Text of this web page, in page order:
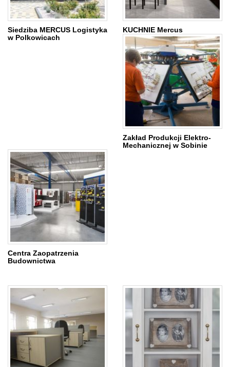
Siedziba MERCUS Logistyka
w Polkowicach
KUCHNIE Mercus
Zakład Produkcji Elektro-
Mechanicznej w Sobinie
Centra Zaopatrzenia
Budownictwa